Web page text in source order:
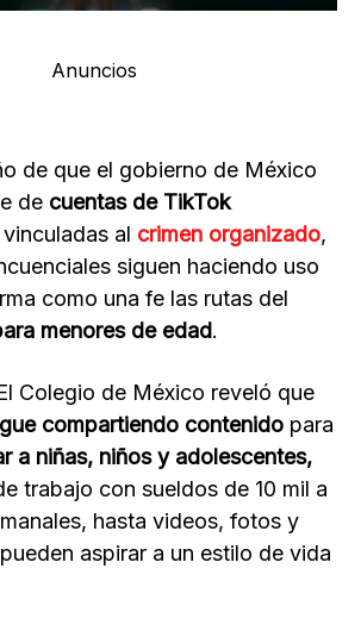
Anuncios
de que el gobierno de México
de cuentas de TikTok
al crimen organizado,
siguen haciendo uso
como una fe las rutas del
menores de edad.
Colegio de México reveló que
compartiendo contenido para
a niñas, niños y adolescentes,
trabajo con sueldos de 10 mil a
hasta videos, fotos y
aspirar a un estilo de vida